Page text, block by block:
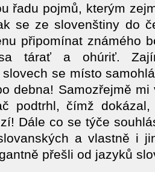
řadu pojmů, kterým
se ze slovenštiny do
připomínat známého
tárať a ohúriť.
se místo
debna! Samozřejmě
podtrhl, čímž
Dále co se týče
a vlastně i
přešli od jazyků